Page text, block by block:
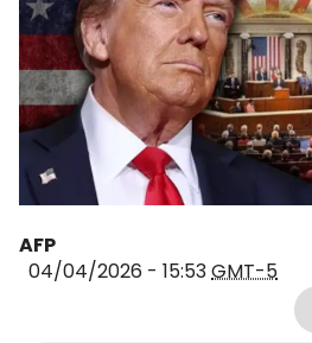
AFP
04/04/2026 - 15:53GMT-5